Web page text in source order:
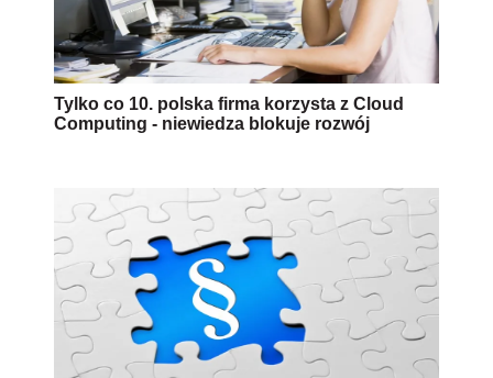
Sukcesja przedsiębiorstwa - utrzymanie w